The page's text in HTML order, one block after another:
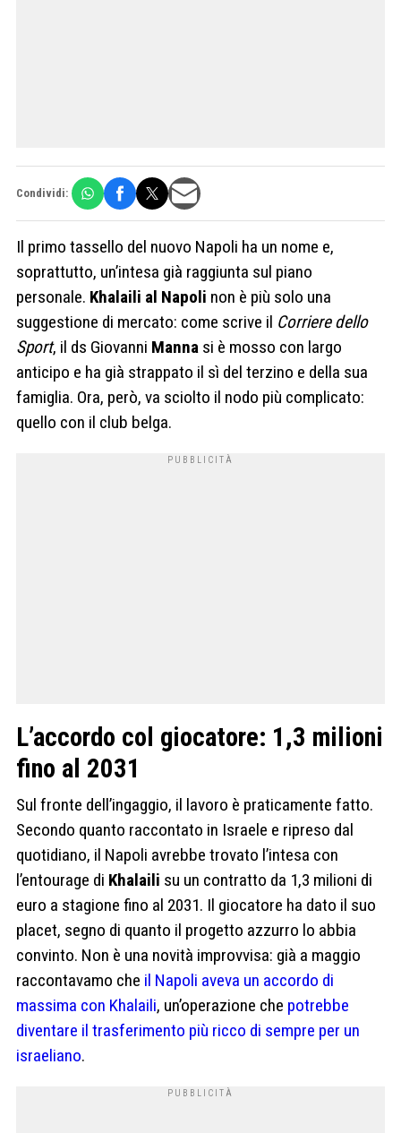
Condividi:
Il primo tassello del nuovo Napoli ha un nome e,
soprattutto, un’intesa già raggiunta sul piano
personale. Khalaili al Napoli non è più solo una
suggestione di mercato: come scrive il Corriere dello
Sport, il ds Giovanni Manna si è mosso con largo
anticipo e ha già strappato il sì del terzino e della sua
famiglia. Ora, però, va sciolto il nodo più complicato:
quello con il club belga.
L’accordo col giocatore: 1,3 milioni
fino al 2031
Sul fronte dell’ingaggio, il lavoro è praticamente fatto.
Secondo quanto raccontato in Israele e ripreso dal
quotidiano, il Napoli avrebbe trovato l’intesa con
l’entourage di Khalaili su un contratto da 1,3 milioni di
euro a stagione fino al 2031. Il giocatore ha dato il suo
placet, segno di quanto il progetto azzurro lo abbia
convinto. Non è una novità improvvisa: già a maggio
raccontavamo che il Napoli aveva un accordo di
massima con Khalaili, un’operazione che potrebbe
diventare il trasferimento più ricco di sempre per un
israeliano.